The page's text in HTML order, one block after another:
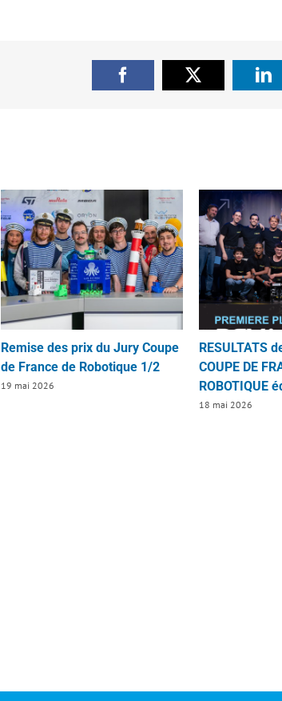
Facebook X
Remise des prix du Jury Coupe
de France de Robotique 1/2
19 mai 2026
RESULTATS
COUPE DE
ROBOTIQUE
18 mai 2026